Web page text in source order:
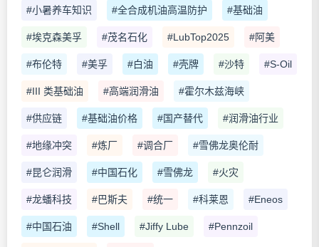
#小暑养车知识 #全合成机油高温防护 #基础油
#埃克森美孚 #茂名石化 #LubTop2025 #阿美
#布伦特 #美孚 #白油 #壳牌 #沙特 #S-Oil
#III 类基础油 #高端润滑油 #霍尔木兹海峡
#供应链 #基础油价格 #国产替代 #润滑油行业
#地缘冲突 #炼厂 #调合厂 #雪佛龙奥伦耐
#昆仑润滑 #中国石化 #雪佛龙 #火灾
#龙蟠科技 #巴斯夫 #统一 #科莱恩 #Eneos
#中国石油 #Shell #Jiffy Lube #Pennzoil